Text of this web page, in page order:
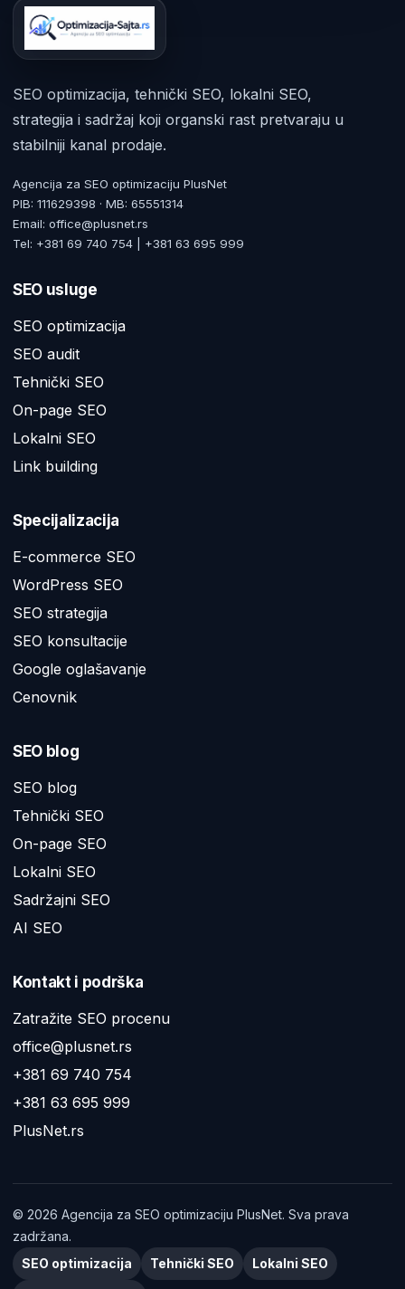
SEO optimizacija, tehnički SEO, lokalni SEO,
strategija i sadržaj koji organski rast pretvaraju u
stabilniji kanal prodaje.
Agencija za SEO optimizaciju PlusNet
PIB: 111629398 · MB: 65551314
Email: office@plusnet.rs
Tel: +381 69 740 754 | +381 63 695 999
SEO usluge
SEO optimizacija
SEO audit
Tehnički SEO
On-page SEO
Lokalni SEO
Link building
Specijalizacija
E-commerce SEO
WordPress SEO
SEO strategija
SEO konsultacije
Google oglašavanje
Cenovnik
SEO blog
SEO blog
Tehnički SEO
On-page SEO
Lokalni SEO
Sadržajni SEO
AI SEO
Kontakt i podrška
Zatražite SEO procenu
office@plusnet.rs
+381 69 740 754
+381 63 695 999
PlusNet.rs
© 2026 Agencija za SEO optimizaciju PlusNet. Sva prava
zadržana.
SEO optimizacija
Tehnički SEO Lokalni SEO